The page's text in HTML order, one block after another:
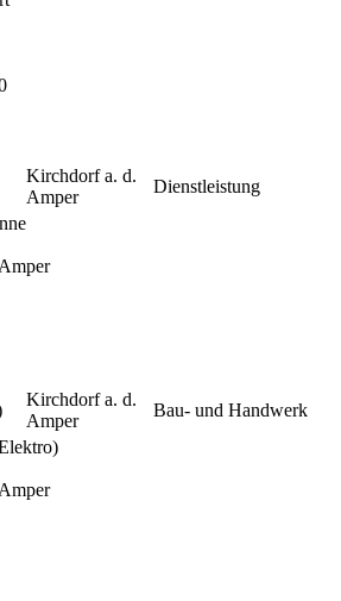
Kirchdorf a. d.
Amper
Dienstleistung
Kirchdorf a. d.
Amper
Bau- und Handwerk